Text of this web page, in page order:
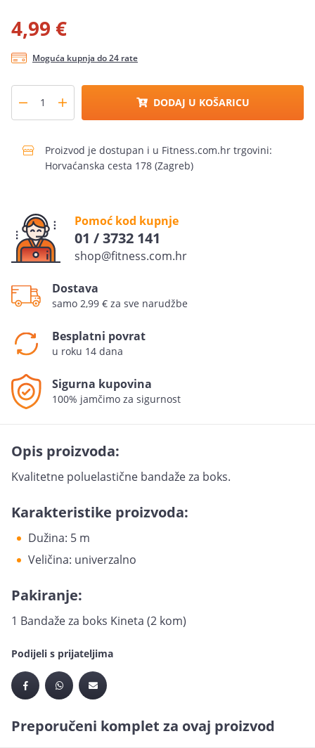
4,99 €
Moguća kupnja do 24 rate
DODAJ U KOŠARICU
Proizvod je dostupan i u Fitness.com.hr trgovini:
Horvaćanska cesta 178 (Zagreb)
Pomoć kod kupnje
01 / 3732 141
shop@fitness.com.hr
Dostava
samo 2,99 € za sve narudžbe
Besplatni povrat
u roku 14 dana
Sigurna kupovina
100% jamčimo za sigurnost
Opis proizvoda:
Kvalitetne poluelastične bandaže za boks.
Karakteristike proizvoda:
Dužina: 5 m
Veličina: univerzalno
Pakiranje:
1 Bandaže za boks Kineta (2 kom)
Podijeli s prijateljima
Preporučeni komplet za ovaj proizvod